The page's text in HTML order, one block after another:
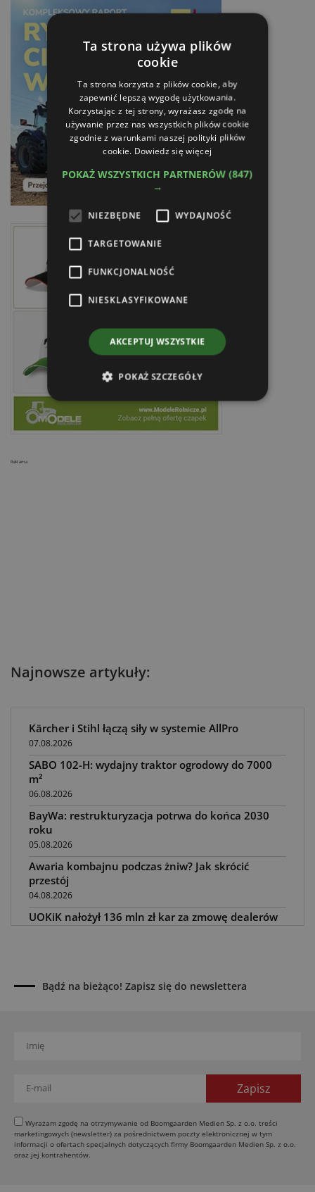
Najnowsze artykuły:
Kärcher i Stihl łączą siły w systemie AllPro
07.08.2026
SABO 102-H: wydajny traktor ogrodowy do 7000
m²
06.08.2026
BayWa: restrukturyzacja potrwa do końca 2030
roku
05.08.2026
Awaria kombajnu podczas żniw? Jak skrócić
przestój
04.08.2026
UOKiK nałożył 136 mln zł kar za zmowę dealerów
Kverneland Tersus 4000: trzy nowe kosiarki
bijakowe
02.08.2026
01.08.2026
Elektryczne maszyny terenowe: 3 kluczowe trendy
31.07.2026
Kukurydza w Polsce: aktualny stan plantacji
30.07.2026
Reklama
Bądź na bieżąco! Zapisz się do newslettera
Wyrażam zgodę na otrzymywanie od Boomgaarden Medien Sp. z o.o. treści
marketingowych (newsletter) za pośrednictwem poczty elektronicznej w tym
informacji o ofertach specjalnych dotyczących firmy Boomgaarden Medien Sp. z o.o.
oraz jej kontrahentów.
Ta strona używa plików
cookie
Ta strona korzysta z plików cookie, aby
zapewnić lepszą wygodę użytkowania.
Korzystając z tej strony, wyrażasz zgodę na
używanie przez nas wszystkich plików cookie
zgodnie z warunkami naszej polityki plików
cookie. Dowiedz się więcej
POKAŻ WSZYSTKICH PARTNERÓW(847)
→
NIEZBĘDNE WYDAJNOŚĆ
TARGETOWANIE
FUNKCJONALNOŚĆ
NIESKLASYFIKOWANE
AKCEPTUJ WSZYSTKIE
POKAŻ SZCZEGÓŁY